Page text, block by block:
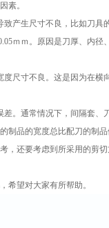
素。
产生尺寸不良，比如刀具
ｍｍ。原因是刀厚、内
尺寸不良。这是因为在横
。通常情况下，间隔套、
品的宽度总比配刀的制品
，还要考虑到所采用的剪
希望对大家有所帮助。